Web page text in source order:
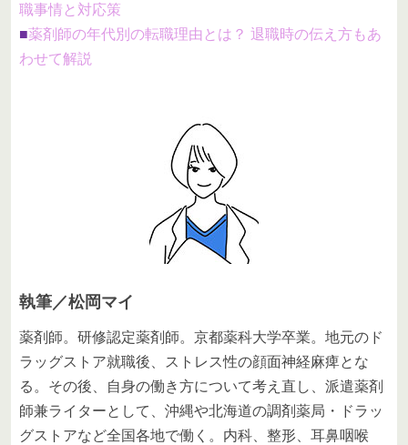
職事情と対応策
■薬剤師の年代別の転職理由とは？ 退職時の伝え方もあ
わせて解説
執筆／松岡マイ
薬剤師。研修認定薬剤師。京都薬科大学卒業。地元のド
ラッグストア就職後、ストレス性の顔面神経麻痺とな
る。その後、自身の働き方について考え直し、派遣薬剤
師兼ライターとして、沖縄や北海道の調剤薬局・ドラッ
グストアなど全国各地で働く。内科、整形、耳鼻咽喉